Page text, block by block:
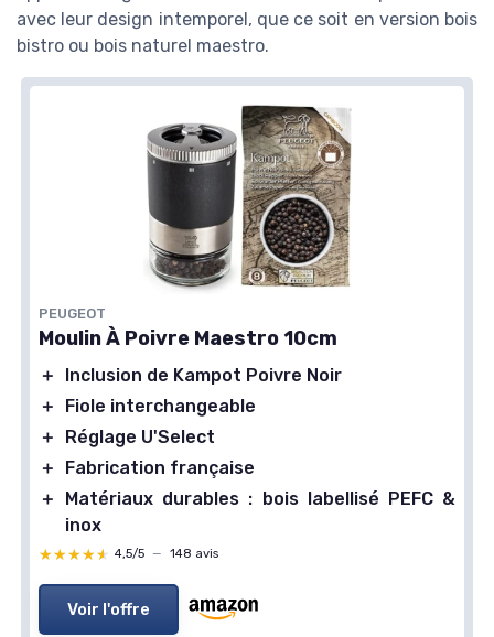
avec leur design intemporel, que ce soit en version bois
bistro ou bois naturel maestro.
PEUGEOT
Moulin À Poivre Maestro 10cm
＋
Inclusion de Kampot Poivre Noir
＋
Fiole interchangeable
＋
Réglage U'Select
＋
Fabrication française
＋
Matériaux durables : bois labellisé PEFC &
inox
★★★★★
★★★★★ 4,5/5 — 148 avis
Voir l'offre